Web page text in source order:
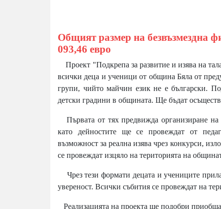
Общият размер на безвъзмездна
093,46 евро
Проект "Подкрепа за развитие и изява на
всички деца и ученици от община Бяла от
групи, чийто майчин език не е български.
детски градини в общината. Ще бъдат
Първата от тях предвижда организиране на
като дейностите ще се провеждат от
възможност за реална изява чрез конкурси,
се провеждат изцяло на територията на
Чрез тези формати децата и учениците
увереност. Всички събития се провеждат на
Реализацията на проекта ще подобри